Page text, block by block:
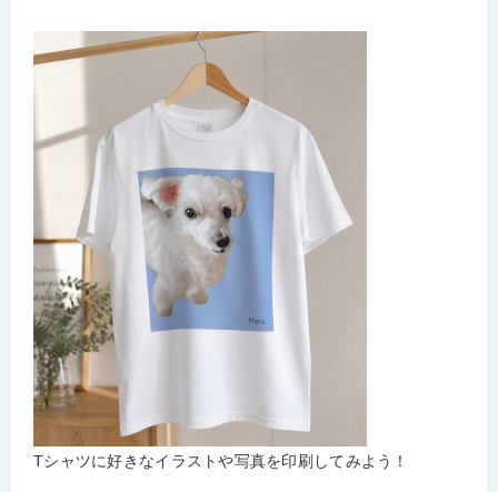
Tシャツに好きなイラストや写真を印刷してみよう！